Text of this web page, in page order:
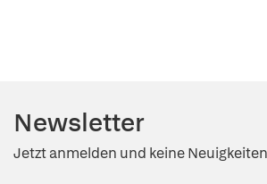
Newsletter
Jetzt anmelden und keine